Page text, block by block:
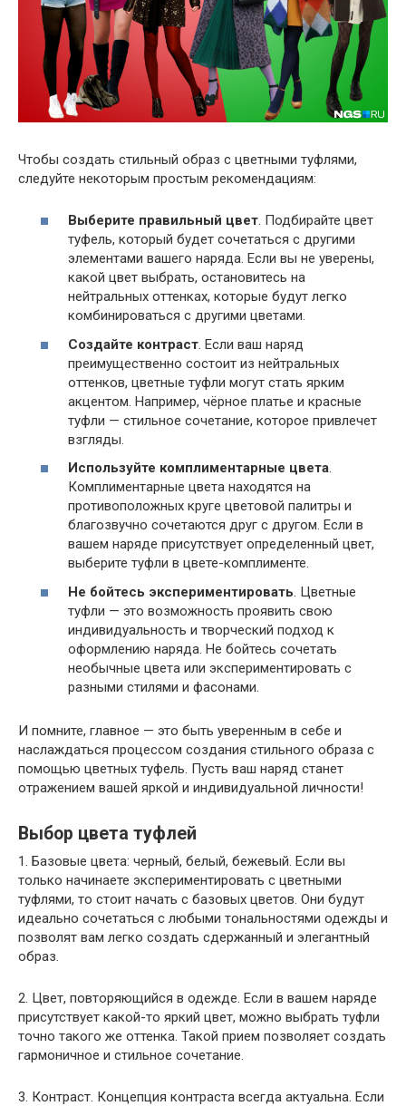
Чтобы создать стильный образ с цветными туфлями,
следуйте некоторым простым рекомендациям:
Выберите правильный цвет. Подбирайте цвет
туфель, который будет сочетаться с другими
элементами вашего наряда. Если вы не уверены,
какой цвет выбрать, остановитесь на
нейтральных оттенках, которые будут легко
комбинироваться с другими цветами.
Создайте контраст . Если ваш наряд
преимущественно состоит из нейтральных
оттенков, цветные туфли могут стать ярким
акцентом. Например, чёрное платье и красные
туфли — стильное сочетание, которое привлечет
взгляды.
Используйте комплиментарные цвета.
Комплиментарные цвета находятся на
противоположных круге цветовой палитры и
благозвучно сочетаются друг с другом. Если в
вашем наряде присутствует определенный цвет,
выберите туфли в цвете-комплименте.
Не бойтесь экспериментировать . Цветные
туфли — это возможность проявить свою
индивидуальность и творческий подход к
оформлению наряда. Не бойтесь сочетать
необычные цвета или экспериментировать с
разными стилями и фасонами.
И помните, главное — это быть уверенным в себе и
наслаждаться процессом создания стильного образа с
помощью цветных туфель. Пусть ваш наряд станет
отражением вашей яркой и индивидуальной личности!
Выбор цвета туфлей
1. Базовые цвета: черный, белый, бежевый. Если вы
только начинаете экспериментировать с цветными
туфлями, то стоит начать с базовых цветов. Они будут
идеально сочетаться с любыми тональностями одежды и
позволят вам легко создать сдержанный и элегантный
образ.
2. Цвет, повторяющийся в одежде. Если в вашем наряде
присутствует какой-то яркий цвет, можно выбрать туфли
точно такого же оттенка. Такой прием позволяет создать
гармоничное и стильное сочетание.
3. Контраст. Концепция контраста всегда актуальна. Если